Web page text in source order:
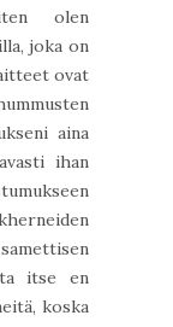
olen
joka on
ovat
aina
ihan
itse en
koska